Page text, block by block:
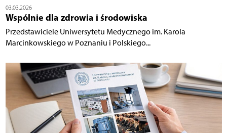
03.03.2026
Wspólnie dla zdrowia i środowiska
Przedstawiciele Uniwersytetu Medycznego im. Karola
Marcinkowskiego w Poznaniu i Polskiego...